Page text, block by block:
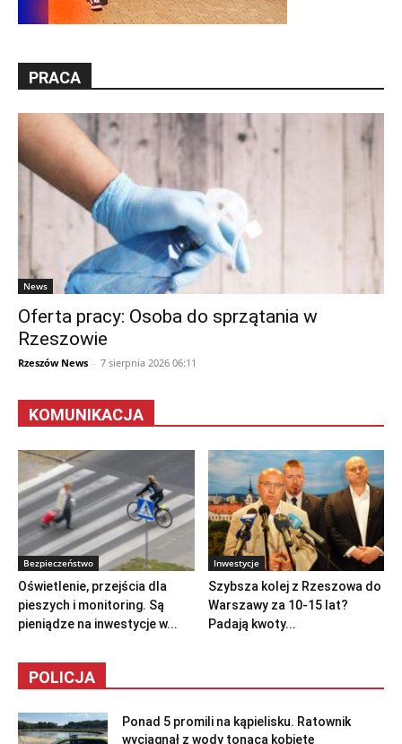
PRACA
News
Oferta pracy: Osoba do sprzątania w
Rzeszowie
Rzeszów News - 7 sierpnia 2026 06:11
KOMUNIKACJA
Bezpieczeństwo
Oświetlenie, przejścia dla
pieszych i monitoring. Są
pieniądze na inwestycje w...
Inwestycje
Szybsza kolej z Rzeszowa do
Warszawy za 10-15 lat?
Padają kwoty...
POLICJA
Ponad 5 promili na kąpielisku. Ratownik
wyciągnął z wody tonącą kobietę